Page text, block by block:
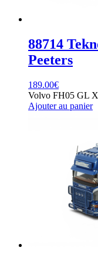
88714
Peeters
189.00€
Volvo FH05 GL
Ajouter au panier